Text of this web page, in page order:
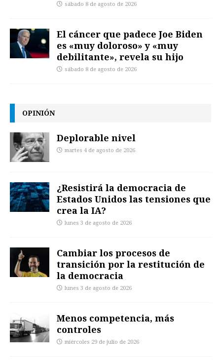
sábado 8 de agosto de 2026
El cáncer que padece Joe Biden
es «muy doloroso» y «muy
debilitante», revela su hijo
sábado 8 de agosto de 2026
OPINIÓN
Deplorable nivel
martes 4 de agosto de 2026
¿Resistirá la democracia de
Estados Unidos las tensiones que
crea la IA?
lunes 3 de agosto de 2026
Cambiar los procesos de
transición por la restitución de
la democracia
lunes 3 de agosto de 2026
Menos competencia, más
controles
miércoles 29 de julio de 2026